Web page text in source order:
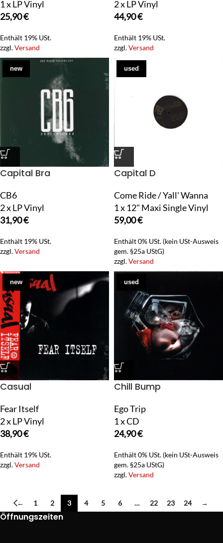
1 x LP Vinyl
25,90€
Enthält 19% USt.
zzgl.Versand
2 x LP Vinyl
44,90€
Enthält 19% USt.
zzgl.Versand
new
Capital Bra
CB6
2 x LP Vinyl
31,90€
Enthält 19% USt.
zzgl.Versand
used
Capital D
Come Ride / Yall' Wanna
1 x 12" Maxi Single Vinyl
59,00€
Enthält 0% USt. (kein USt-Ausweis
gem. §25a UStG)
zzgl.Versand
new
Casual
Fear Itself
2 x LP Vinyl
38,90€
Enthält 19% USt.
zzgl.Versand
used
Chill Bump
Ego Trip
1 x CD
24,90€
Enthält 0% USt. (kein USt-Ausweis
gem. §25a UStG)
zzgl.Versand
← 1 2 3 4 5 6 … 22 23 24 →
Öffnungszeiten